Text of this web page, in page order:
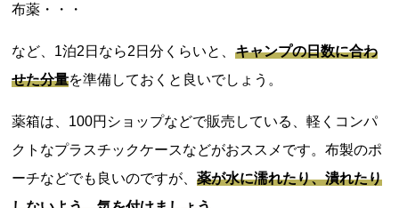
布薬・・・
など、1泊2日なら2日分くらいと、キャンプの日数に合わ
せた分量を準備しておくと良いでしょう。
薬箱は、100円ショップなどで販売している、軽くコンパ
クトなプラスチックケースなどがおススメです。布製のポ
ーチなどでも良いのですが、薬が水に濡れたり、潰れたり